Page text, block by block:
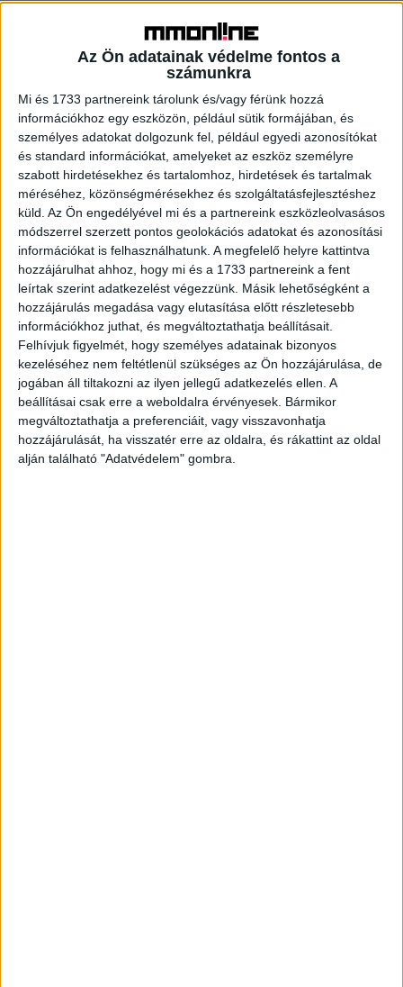
Az Ön adatainak védelme fontos a
számunkra
Mi és 1733 partnereink tárolunk és/vagy férünk hozzá
információkhoz egy eszközön, például sütik formájában, és
személyes adatokat dolgozunk fel, például egyedi azonosítókat
és standard információkat, amelyeket az eszköz személyre
szabott hirdetésekhez és tartalomhoz, hirdetések és tartalmak
méréséhez, közönségmérésekhez és szolgáltatásfejlesztéshez
küld. Az Ön engedélyével mi és a partnereink eszközleolvasásos
módszerrel szerzett pontos geolokációs adatokat és azonosítási
információkat is felhasználhatunk. A megfelelő helyre kattintva
hozzájárulhat ahhoz, hogy mi és a 1733 partnereink a fent
leírtak szerint adatkezelést végezzünk. Másik lehetőségként a
hozzájárulás megadása vagy elutasítása előtt részletesebb
információkhoz juthat, és megváltoztathatja beállításait.
Felhívjuk figyelmét, hogy személyes adatainak bizonyos
kezeléséhez nem feltétlenül szükséges az Ön hozzájárulása, de
jogában áll tiltakozni az ilyen jellegű adatkezelés ellen. A
beállításai csak erre a weboldalra érvényesek. Bármikor
megváltoztathatja a preferenciáit, vagy visszavonhatja
hozzájárulását, ha visszatér erre az oldalra, és rákattint az oldal
alján található "Adatvédelem" gombra.
OLVASTA MÁR?
Így ünnepelt az UFA Produkció